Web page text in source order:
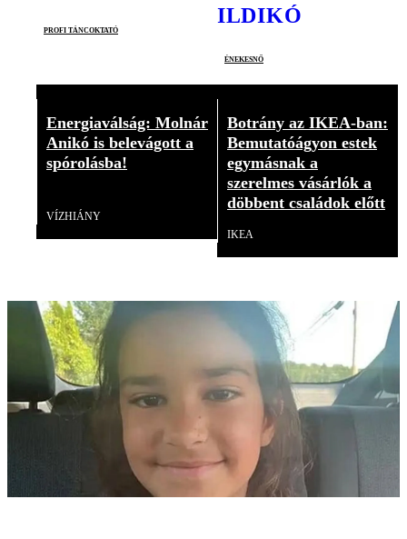
profi táncoktató
ILDIKÓ
énekesnő
Energiaválság: Molnár
Anikó is belevágott a
spórolásba!
VÍZHIÁNY
Botrány az IKEA-ban:
Bemutatóágyon estek
egymásnak a
szerelmes vásárlók a
döbbent családok előtt
IKEA